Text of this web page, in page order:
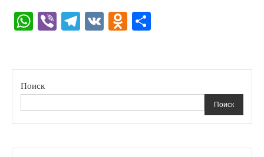
WhatsApp
ViberTelegram
VK Odnoklassniki
Поиск
Поиск